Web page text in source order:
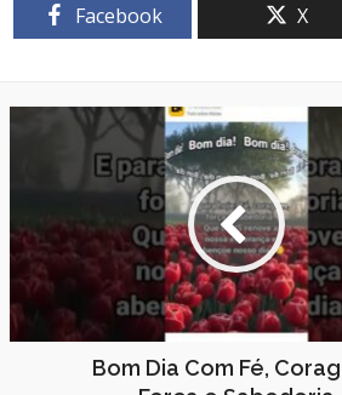
Facebook X
Bom Dia Com Fé,